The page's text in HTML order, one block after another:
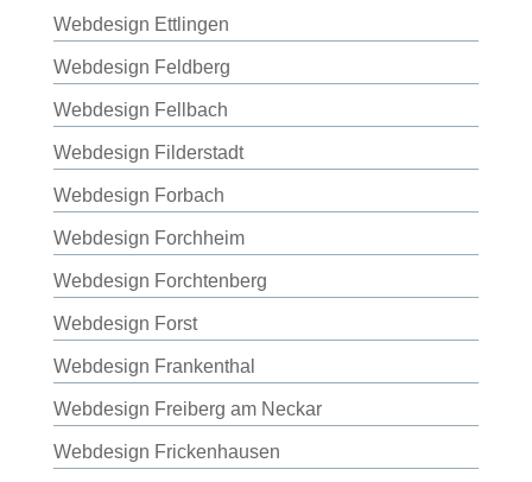
Webdesign Ettlingen
Webdesign Feldberg
Webdesign Fellbach
Webdesign Filderstadt
Webdesign Forbach
Webdesign Forchheim
Webdesign Forchtenberg
Webdesign Forst
Webdesign Frankenthal
Webdesign Freiberg am Neckar
Webdesign Frickenhausen